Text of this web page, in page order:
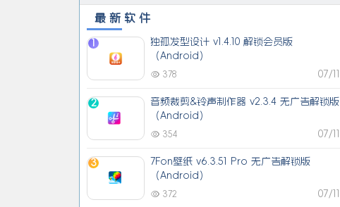
最新软件
独孤发型设计 v1.4.10 解锁会员版
（Android）
07/11
378
2
音频裁剪&铃声制作器 v2.3.4 无广告解锁版
（Android）
07/11
354
3
7Fon壁纸 v6.3.51 Pro 无广告解锁版
（Android）
07/11
372